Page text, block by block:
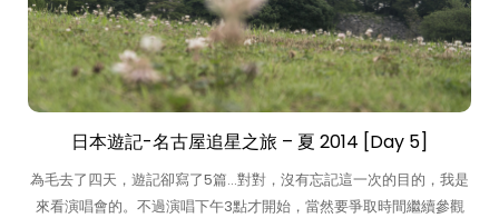
日本遊記-名古屋追星之旅 – 夏 2014 [Day 5]
為毛去了四天，遊記卻寫了5篇…對對，沒有忘記這一次的目的，我是
來看演唱會的。不過演唱下午3點才開始，當然要爭取時間繼續參觀